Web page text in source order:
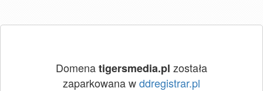
Domenatigersmedia.pl została
zaparkowana wddregistrar.pl